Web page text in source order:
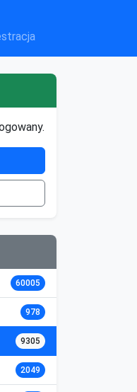
60005
978
9305
2049